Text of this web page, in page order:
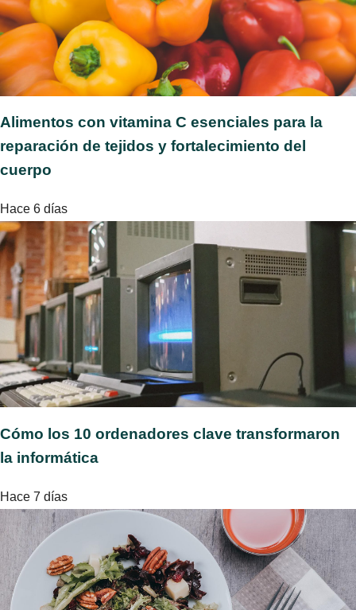
Alimentos con vitamina C esenciales para la
reparación de tejidos y fortalecimiento del
cuerpo
Hace 6 días
Cómo los 10 ordenadores clave transformaron
la informática
Hace 7 días